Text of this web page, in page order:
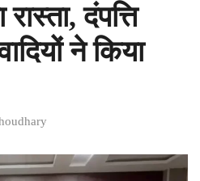
दंपत्ति
ने किया